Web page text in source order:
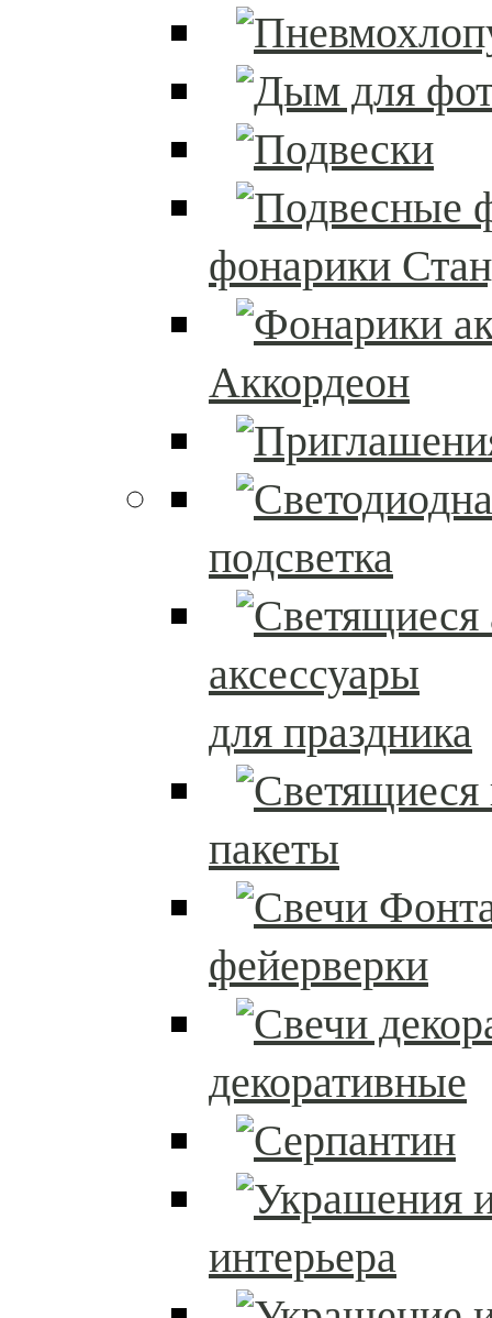
фонарики
Аккордеон
подсветка
аксессуары
для праздника
пакеты
фейерверки
декоративные
интерьера